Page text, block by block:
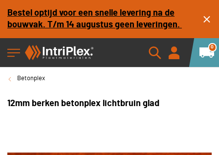
Bestel optijd voor een snelle levering na de
bouwvak. T/m 14 augustus geen leveringen.
0
Betonplex
12mm berken betonplex lichtbruin glad